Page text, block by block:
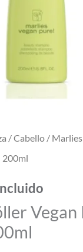
/Cabello /
200ml
Vegan